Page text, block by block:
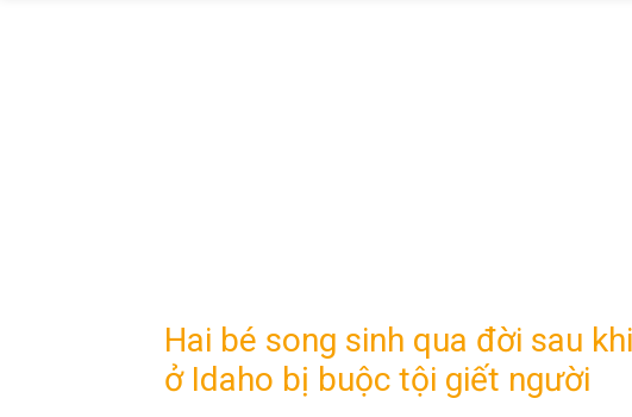
Hai bé song sinh qua đời sau
ở Idaho bị buộc tội giết người